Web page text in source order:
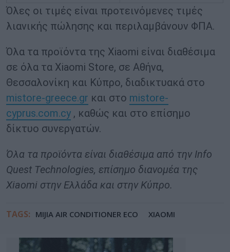
Όλες οι τιμές είναι προτεινόμενες τιμές
λιανικής πώλησης και περιλαμβάνουν ΦΠΑ.
Όλα τα προϊόντα της Xiaomi είναι διαθέσιμα
σε όλα τα Xiaomi Store, σε Αθήνα,
Θεσσαλονίκη και Κύπρο, διαδικτυακά στο
mistore-greece.gr και στο mistore-
cyprus.com.cy , καθώς και στο επίσημο
δίκτυο συνεργατών.
Όλα τα προϊόντα είναι διαθέσιμα από την Info
Quest Technologies, επίσημο διανομέα της
Xiaomi στην Ελλάδα και στην Κύπρο.
TAGS: MIJIA AIR CONDITIONER ECO XIAOMI